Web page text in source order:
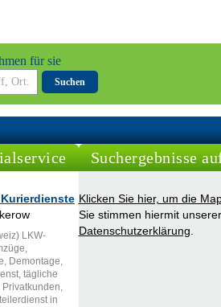
für sie
Suchen
LKW-
Demontage,
tägliche
in
Suchergebnisse
Klicken Sie hier, um die
Sie stimmen hiermit unserer
Datenschutzerklärung